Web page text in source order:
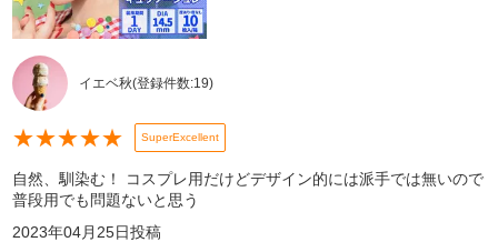
イエベ秋(登録件数:19)
★★★★★ SuperExcellent
自然、馴染む！ コスプレ用だけどデザイン的には派手では無いので
普段用でも問題ないと思う
2023年04月25日投稿